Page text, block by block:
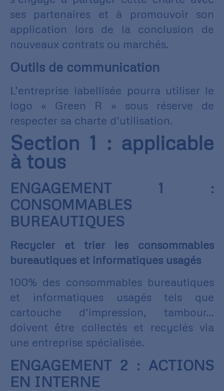
ses partenaires et à promouvoir son
application lors de la conclusion de
nouveaux contrats ou marchés.
Outils de communication
L’entreprise labellisée pourra utiliser le
logo « Green R » sous réserve de
respecter sa charte d’utilisation.
Section 1 : applicable
à tous
ENGAGEMENT 1 :
CONSOMMABLES
BUREAUTIQUES
Recycler et trier les consommables
bureautiques et informatiques usagés
100% des consommables bureautiques
et informatiques usagés tels que
cartouche d’impression, tambour…
doivent être collectés et recyclés via
une entreprise spécialisée.
ENGAGEMENT 2 : ACTIONS
EN INTERNE